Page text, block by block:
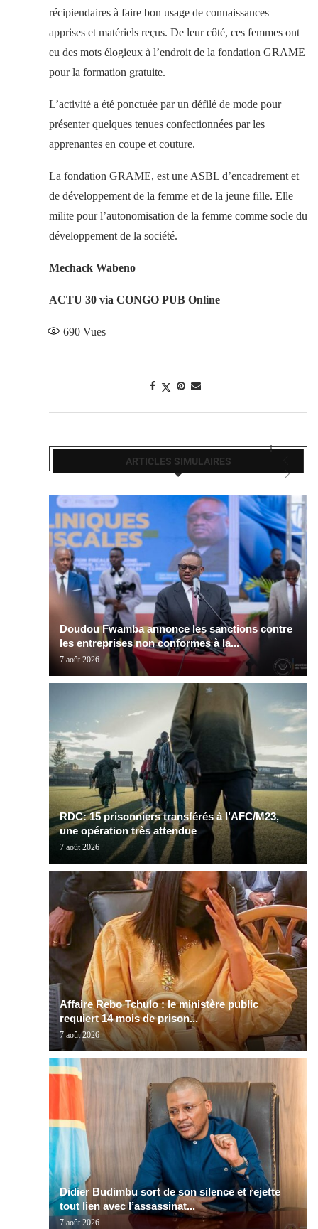
récipiendaires à faire bon usage de connaissances
apprises et matériels reçus. De leur côté, ces femmes ont
eu des mots élogieux à l’endroit de la fondation GRAME
pour la formation gratuite.
L’activité a été ponctuée par un défilé de mode pour
présenter quelques tenues confectionnées par les
apprenantes en coupe et couture.
La fondation GRAME, est une ASBL d’encadrement et
de développement de la femme et de la jeune fille. Elle
milite pour l’autonomisation de la femme comme socle du
développement de la société.
Mechack Wabeno
ACTU 30 via CONGO PUB Online
690 Vues
ARTICLES SIMULAIRES
Doudou Fwamba annonce les sanctions contre
les entreprises non conformes à la...
7 août 2026
RDC: 15 prisonniers transférés à l’AFC/M23,
une opération très attendue
7 août 2026
Affaire Rebo Tchulo : le ministère public
requiert 14 mois de prison...
7 août 2026
Didier Budimbu sort de son silence et rejette
tout lien avec l’assassinat...
7 août 2026